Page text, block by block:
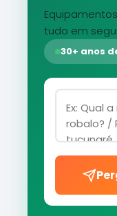
tudo em
30+ anos